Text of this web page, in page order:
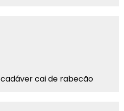
cai de rabecão